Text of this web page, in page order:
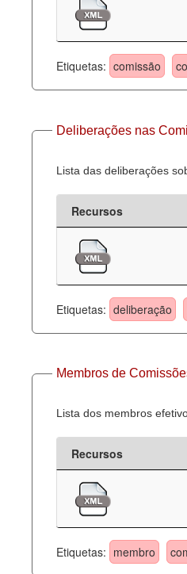
Etiquetas: comissão
Deliberações nas
Lista das deliberações
Recursos
Etiquetas: deliberação
Membros de
Lista dos membros
Recursos
Etiquetas: membro